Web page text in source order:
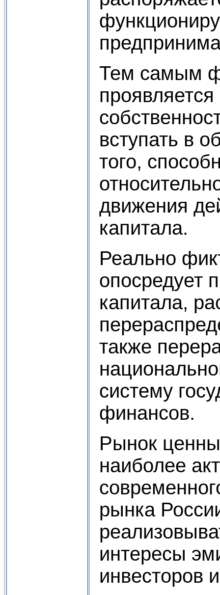
Тем самым
вступать в
того,
движения
капитала.
Реально
опосредует
капитала,
также
систему
финансов.
Рынок
наиболее
рынка
интересы
инвесторов